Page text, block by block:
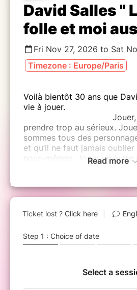
David Salles "
folle et moi
Fri Nov 27, 2026 to Sat
Timezone : Europe/Paris
Voilà bientôt 30 ans que
vie à
Jouer, pour
prendre trop au sérieux.
sommes tous des
et qu’il ne faut jamais
nous-mêmes. Jouer un autre
ce spectacle singulier, David
interroge nos propres
folie contagieuse et
Read more